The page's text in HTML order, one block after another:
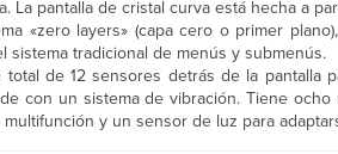
La pantalla de cristal curva está hecha a
«zero layers» (capa cero o primer
sistema tradicional de menús y submenús.
total de 12 sensores detrás de la pantalla
con un sistema de vibración. Tiene
multifunción y un sensor de luz para